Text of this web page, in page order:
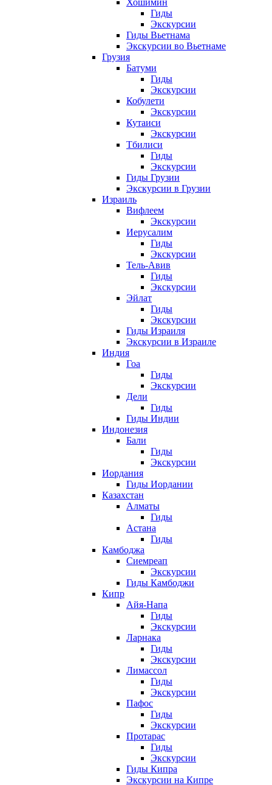
Хошимин
Гиды
Экскурсии
Гиды Вьетнама
Экскурсии во Вьетнаме
Грузия
Батуми
Гиды
Экскурсии
Кобулети
Экскурсии
Кутаиси
Экскурсии
Тбилиси
Гиды
Экскурсии
Гиды Грузии
Экскурсии в Грузии
Израиль
Вифлеем
Экскурсии
Иерусалим
Гиды
Экскурсии
Тель-Авив
Гиды
Экскурсии
Эйлат
Гиды
Экскурсии
Гиды Израиля
Экскурсии в Израиле
Индия
Гоа
Гиды
Экскурсии
Дели
Гиды
Гиды Индии
Индонезия
Бали
Гиды
Экскурсии
Иордания
Гиды Иордании
Казахстан
Алматы
Гиды
Астана
Гиды
Камбоджа
Сиемреап
Экскурсии
Гиды Камбоджи
Кипр
Айя-Напа
Гиды
Экскурсии
Ларнака
Гиды
Экскурсии
Лимассол
Гиды
Экскурсии
Пафос
Гиды
Экскурсии
Протарас
Гиды
Экскурсии
Гиды Кипра
Экскурсии на Кипре